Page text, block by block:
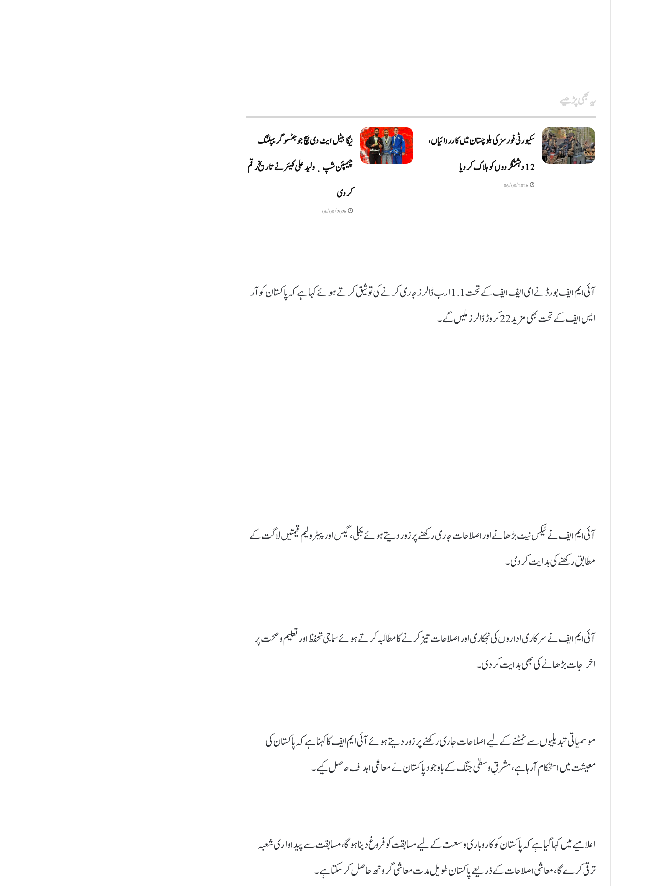
یہ بھی پڑھیے
سکیورٹی فورسز کی بلوچستان میں کارروائیاں،
12 دہشتگردوں کو ہلاک کردیا
06/08/2026
نیگا بیٹل ایٹ دی بیچ جوجٹسو گریپلنگ
چیمپئن شپ ٜ ولید علی کلیئر نے تاریخ رقم
کر دی
06/08/2026
آئی ایم ایف بورڈ نے ای ایف ایف کے تحت 1.1 ارب ڈالرز جاری کرنے کی توثیق کرتے ہوئے کہا ہے کہ پاکستان کو آر
ایس ایف کے تحت بھی مزید 22 کروڑ ڈالرز ملیں گے۔
آئی ایم ایف نے ٹیکس نیٹ بڑھانے اور اصلاحات جاری رکھنے پر زور دیتے ہوئے بجلی، گیس اور پیٹرولیم قیمتیں لاگت کے
مطابق رکھنے کی ہدایت کر دی۔
آئی ایم ایف نے سرکاری اداروں کی نجکاری اور اصلاحات تیز کرنے کا مطالبہ کرتے ہوئے سماجی تحفظ اور تعلیم و صحت پر
اخراجات بڑھانے کی بھی ہدایت کر دی۔
موسمیاتی تبدیلیوں سے نمٹنے کے لیے اصلاحات جاری رکھنے پر زور دیتے ہوئے آئی ایم ایف کا کہنا ہے کہ پاکستان کی
معیشت میں استحکام آرہا ہے، مشرقِ وسطیٰ جنگ کے باوجود پاکستان نے معاشی اہداف حاصل کیے۔
اعلامیے میں کہا گیا ہے کہ پاکستان کو کاروباری وسعت کے لیے مسابقت کو فروغ دینا ہو گا، مسابقت سے پیداواری شعبہ
ترقی کرے گا، معاشی اصلاحات کے ذریعے پاکستان طویل مدت معاشی گروتھ حاصل کر سکتا ہے۔